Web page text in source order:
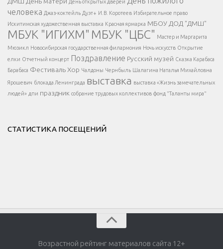
Написать
</button >
</div >
</div > </div >
День открытых дверей
человека Джаз-коктейль Дуэт+ И.В. Коротеев Избирательное право
Искитимская художественная выставка Красная ярмарка МБОУ ДОД "ДМШ"
МБУК "ИГИХМ" МБУК "ЦБС" Мастер и Маргарита
Мюзикл Новосибирская государственная филармония Ночь искусств Открытие
елки Отчетный концерт Поздравление Русский музей Сказка Карабаса
Барабаса Фестиваль Хор Чалдоны Чернбыль Шалагина Наталья Михайловна
Ярошевич блокада Ленинграда выставка выставка «Жизнь замечательных
людей» дпи праздник собрание трудовых коллективов фонд "Таланты мира"
СТАТИСТИКА ПОСЕЩЕНИЙ
Возрастной рейтинг материалов сайта 12+